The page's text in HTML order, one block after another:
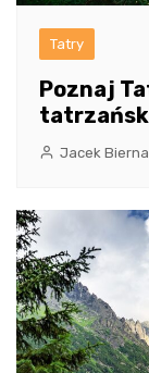
Tatry
Poznaj
Jacek